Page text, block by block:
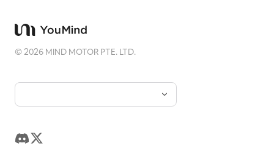
©2026 MIND MOTOR PTE. LTD.